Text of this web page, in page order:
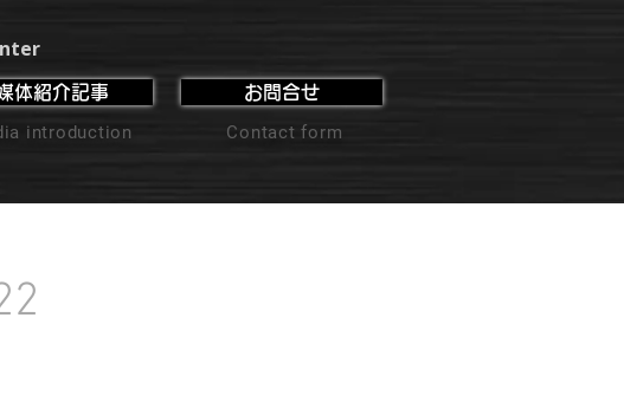
体紹介記事
introduction
お問合せ
Contact form